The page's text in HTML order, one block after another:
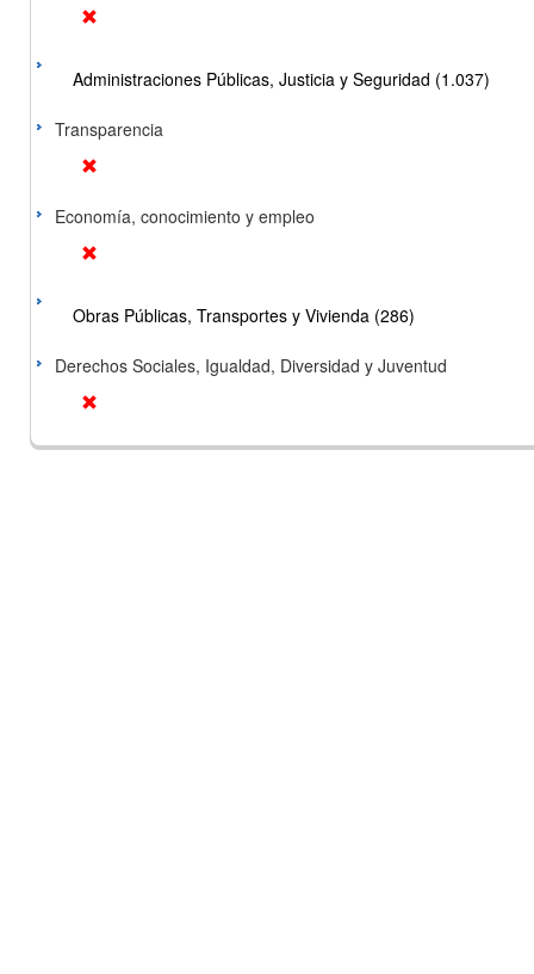
Administraciones Públicas, Justicia y Seguridad (1.037)
Transparencia
Economía, conocimiento y empleo
Obras Públicas, Transportes y Vivienda (286)
Derechos Sociales, Igualdad, Diversidad y Juventud